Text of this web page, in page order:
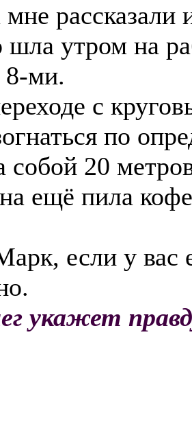
мне
шла утром на
8-ми.
с
по
собой 20
ещё пила
если у вас
укажет